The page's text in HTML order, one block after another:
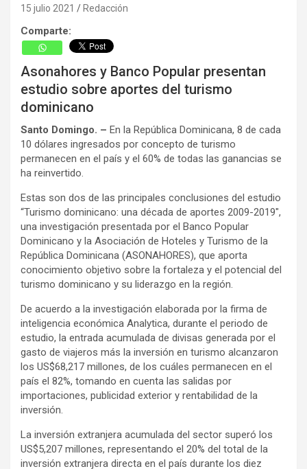
15 julio 2021 Redacción
Comparte:
Asonahores y Banco Popular presentan
estudio sobre aportes del turismo
dominicano
Santo Domingo. – En la República Dominicana, 8 de cada
10 dólares ingresados por concepto de turismo
permanecen en el país y el 60% de todas las ganancias se
ha reinvertido.
Estas son dos de las principales conclusiones del estudio
“Turismo dominicano: una década de aportes 2009-2019″,
una investigación presentada por el Banco Popular
Dominicano y la Asociación de Hoteles y Turismo de la
República Dominicana (ASONAHORES), que aporta
conocimiento objetivo sobre la fortaleza y el potencial del
turismo dominicano y su liderazgo en la región.
De acuerdo a la investigación elaborada por la firma de
inteligencia económica Analytica, durante el periodo de
estudio, la entrada acumulada de divisas generada por el
gasto de viajeros más la inversión en turismo alcanzaron
los US$68,217 millones, de los cuáles permanecen en el
país el 82%, tomando en cuenta las salidas por
importaciones, publicidad exterior y rentabilidad de la
inversión.
La inversión extranjera acumulada del sector superó los
US$5,207 millones, representando el 20% del total de la
inversión extranjera directa en el país durante los diez